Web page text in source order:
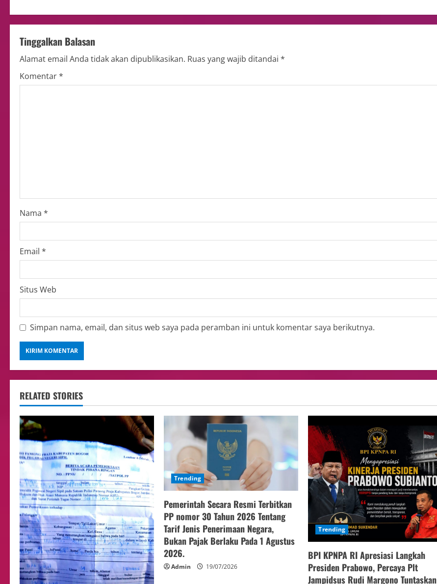
Tinggalkan Balasan
Alamat email Anda tidak akan dipublikasikan. Ruas yang wajib ditandai *
Komentar*
Nama *
Email *
Situs Web
Simpan nama, email, dan situs web saya pada peramban ini untuk komentar saya berikutnya.
RELATED STORIES
Trending
Pemerintah Secara Resmi Terbitkan
PP nomor 30 Tahun 2026 Tentang
Tarif Jenis Penerimaan Negara,
Bukan Pajak Berlaku Pada 1 Agustus
2026.
Admin 19/07/2026
Trending
BPI KPNPA RI Apresiasi Langkah
Presiden Prabowo, Percaya Plt
Jampidsus Rudi Margono Tuntaskan